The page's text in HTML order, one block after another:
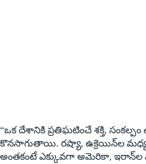
“ఒక దేశానికి ప్రతిఘటించే శక్తి,
కొనసాగుతాయి. రష్యా, ఉక్రెయిన్‌ల మధ్య
అంతకంటే ఎక్కువగా అమెరికా, ఇరాన్‌ల